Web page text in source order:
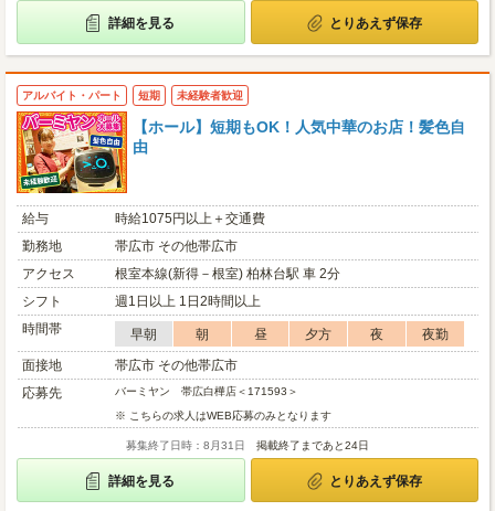
詳細を見る とりあえず保存
アルバイト・パート 短期 未経験者歓迎
【ホール】短期もOK！人気中華のお店！髪色自
由
給与
時給1075円以上＋交通費
勤務地
帯広市 その他帯広市
アクセス
根室本線(新得－根室) 柏林台駅 車 2分
シフト
週1日以上 1日2時間以上
時間帯
早朝 朝 昼 夕方 夜
夜勤
面接地
帯広市 その他帯広市
応募先
バーミヤン 帯広白樺店＜171593＞
※ こちらの求人はWEB応募のみとなります
募集終了日時：8月31日 掲載終了まであと24日
詳細を見る とりあえず保存